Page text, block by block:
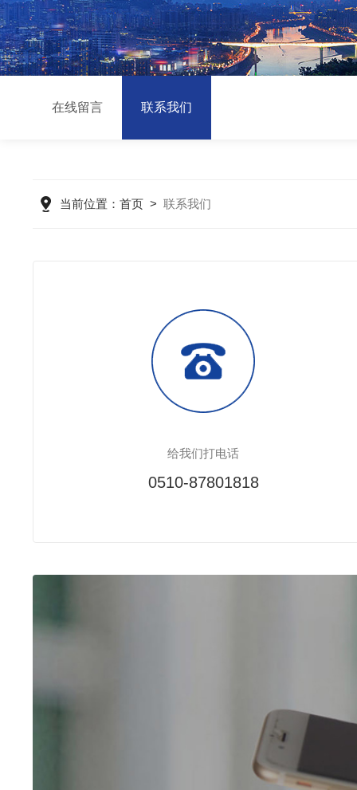
在线留言 联系我们
当前位置： 首页> 联系我们
给我们打电话
0510-87801818